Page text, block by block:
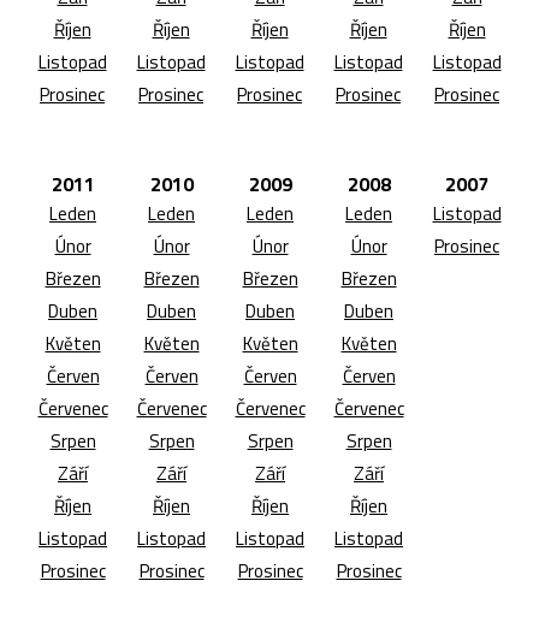
Říjen
Listopad
Prosinec
Říjen
Listopad
Prosinec
Říjen
Listopad
Prosinec
Říjen
Listopad
Prosinec
Říjen
Listopad
Prosinec
2011
Leden
Únor
Březen
Duben
Květen
Červen
Červenec
Srpen
Září
Říjen
Listopad
Prosinec
2010
Leden
Únor
Březen
Duben
Květen
Červen
Červenec
Srpen
Září
Říjen
Listopad
Prosinec
2009
Leden
Únor
Březen
Duben
Květen
Červen
Červenec
Srpen
Září
Říjen
Listopad
Prosinec
2008
Leden
Únor
Březen
Duben
Květen
Červen
Červenec
Srpen
Září
Říjen
Listopad
Prosinec
2007
Listopad
Prosinec